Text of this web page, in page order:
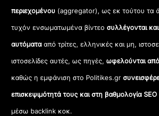
περιεχομένου (aggregator), ως εκ τούτου τα
τυχόν ενσωματωμένα βίντεοσυλλέγονται
αυτόματααπό τρίτες, ελληνικές και μη,
ιστοσελίδες αυτές, ως πηγές,ωφελούνται
καθώς η εμφάνιση στο Politikes.gr
επισκεψιμότητά τους και στη βαθμολογία SEO
μέσω backlink κοκ.